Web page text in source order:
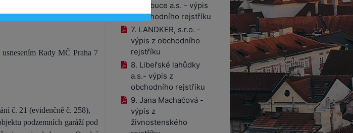
Rady MČ Praha 7
č. 21 (evidenčně č. 258),
podzemních garáží pod
Distribuce a.s. - výpis
z obchodního rejstříku
7. LANDKER, s.r.o. -
výpis z obchodního
rejstříku
8. Libeřské lahůdky
a.s.- výpis z
obchodního rejstříku
9. Jana Machačová -
výpis z
živnostenského